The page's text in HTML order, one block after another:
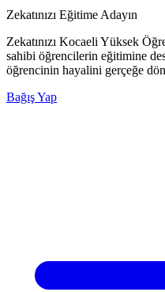
Zekatınızı Eğitime Adayın
Zekatınızı Kocaeli Yüksek
sahibi öğrencilerin eğitimine
öğrencinin hayalini gerçeğe
Bağış Yap